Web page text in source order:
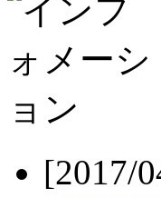
[2017/